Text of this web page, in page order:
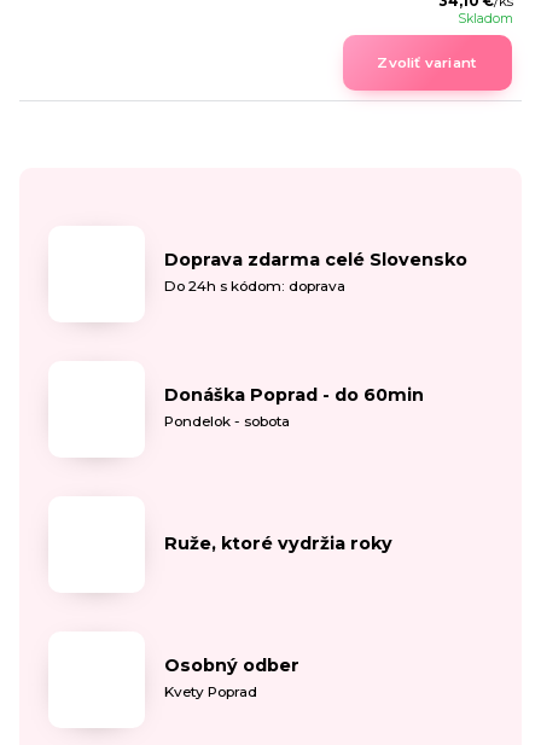
Skladom
Zvoliť variant
Doprava zdarma celé Slovensko
Do 24h s kódom: doprava
Donáška Poprad - do 60min
Pondelok - sobota
Ruže, ktoré vydržia roky
Osobný odber
Kvety Poprad